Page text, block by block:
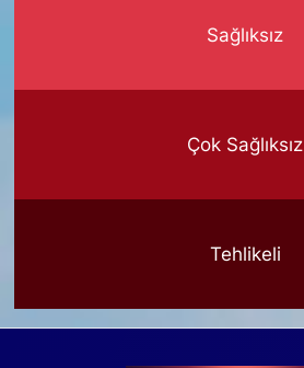
Sağlıksız
Çok Sağlıksız
Tehlikeli